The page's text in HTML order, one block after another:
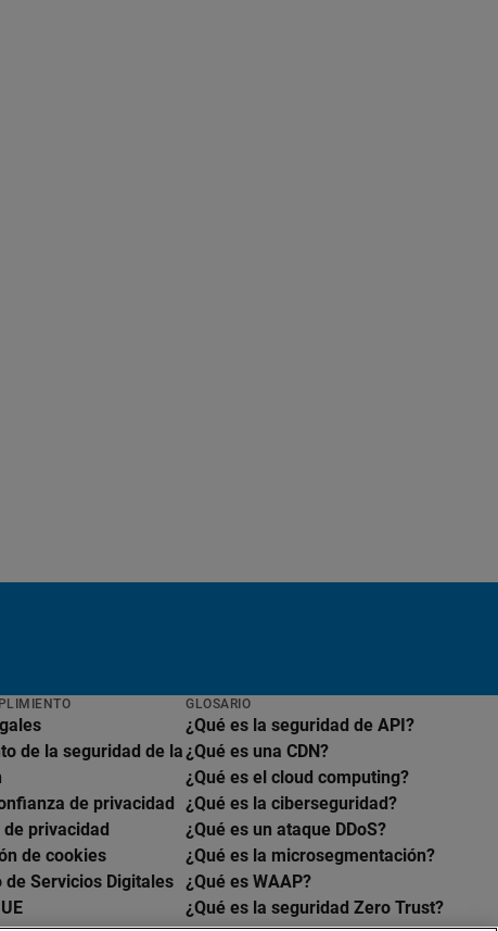
de la seguridad de la
de privacidad
privacidad
de cookies
de Servicios Digitales
GLOSARIO
¿Qué es la seguridad de API?
¿Qué es una CDN?
¿Qué es el cloud computing?
¿Qué es la ciberseguridad?
¿Qué es un ataque DDoS?
¿Qué es la microsegmentación?
¿Qué es WAAP?
¿Qué es la seguridad Zero Trust?